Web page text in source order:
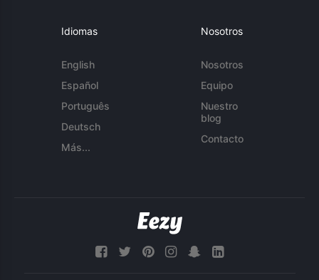
Idiomas
English
Español
Português
Deutsch
Más...
Nosotros
Nosotros
Equipo
Nuestro
blog
Contacto